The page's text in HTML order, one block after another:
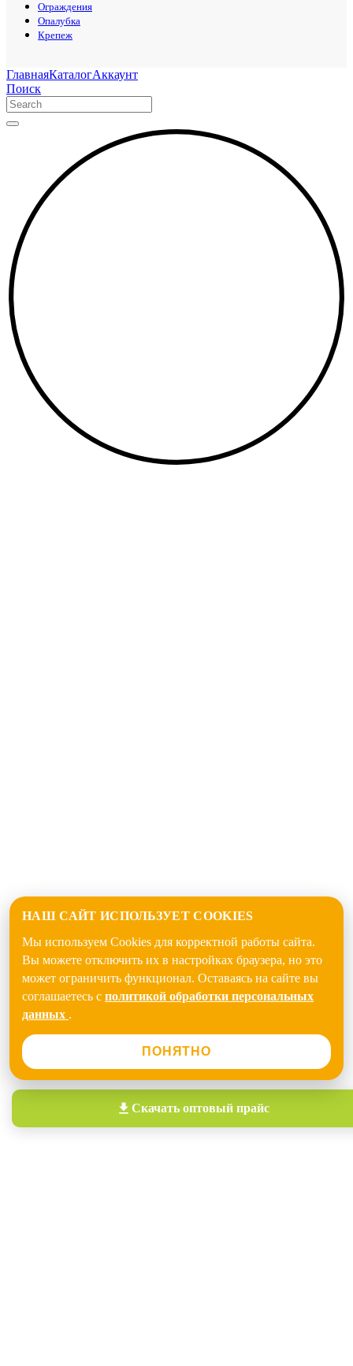
Ограждения
Опалубка
Крепеж
ГлавнаяКаталогАккаунт
Поиск
НАШ САЙТ ИСПОЛЬЗУЕТ COOKIES
Мы используем Cookies для корректной работы сайта.
Вы можете отключить их в настройках браузера, но это
может ограничить функционал. Оставаясь на сайте вы
соглашаетесь с политикой обработки персональных
данных .
ПОНЯТНО
Скачать оптовый прайс